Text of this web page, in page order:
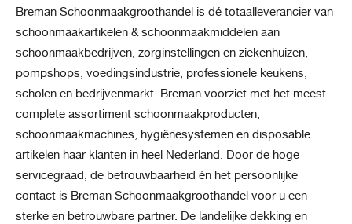
Breman Schoonmaakgroothandel is dé totaalleverancier van
schoonmaakartikelen & schoonmaakmiddelen aan
schoonmaakbedrijven, zorginstellingen en ziekenhuizen,
pompshops, voedingsindustrie, professionele keukens,
scholen en bedrijvenmarkt. Breman voorziet met het meest
complete assortiment schoonmaakproducten,
schoonmaakmachines, hygiënesystemen en disposable
artikelen haar klanten in heel Nederland. Door de hoge
servicegraad, de betrouwbaarheid én het persoonlijke
contact is Breman Schoonmaakgroothandel voor u een
sterke en betrouwbare partner. De landelijke dekking en